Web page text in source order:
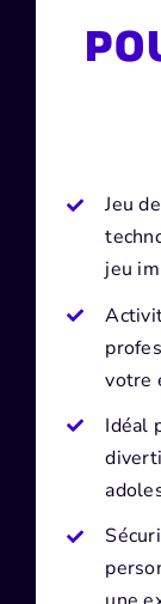
Jeu
jeu
votre
Idéal